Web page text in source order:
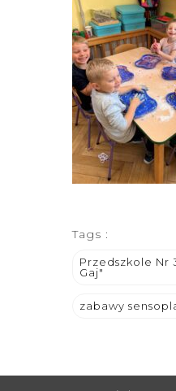
Tags :
Przedszkole Nr
Gaj"
zabawy